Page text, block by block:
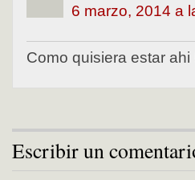
6 marzo, 2014 a
Como quisiera estar ahi
Escribir un